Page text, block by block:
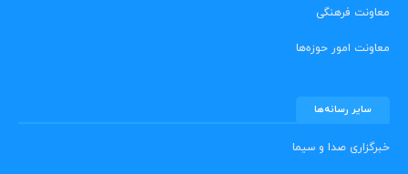
معاونت فرهنگی
معاونت امور حوزه‌ها
سایر رسانه‌ها
خبرگزاری صدا و سیما